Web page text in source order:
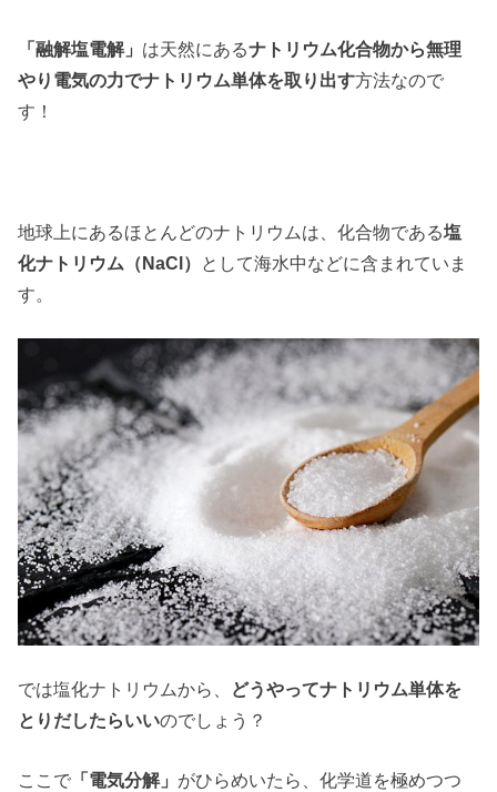
「融解塩電解」 は天然にあるナトリウム化合物から無理
やり電気の力でナトリウム単体を取り出す方法なので
す！
地球上にあるほとんどのナトリウムは、化合物である塩
化ナトリウム（NaCl） として海水中などに含まれていま
す。
では塩化ナトリウムから、 どうやってナトリウム単体を
とりだしたらいいのでしょう？
ここで 「電気分解」 がひらめいたら、化学道を極めつつ